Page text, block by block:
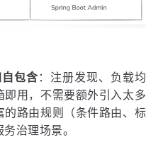
包含：注册发现、负载均
用，不需要额外引入太多
的路由规则（条件路由、标
治理场景。